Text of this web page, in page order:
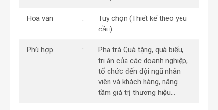
Hoa văn
Tùy chọn (Thiết kế theo yêu
cầu)
Phù hợp
Pha trà Quà tặng, quà biếu,
tri ân của các doanh nghiệp,
tổ chức đến đội ngũ nhân
viên và khách hàng, nâng
tầm giá trị thương hiệu…